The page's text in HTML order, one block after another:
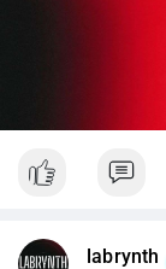
labrynth